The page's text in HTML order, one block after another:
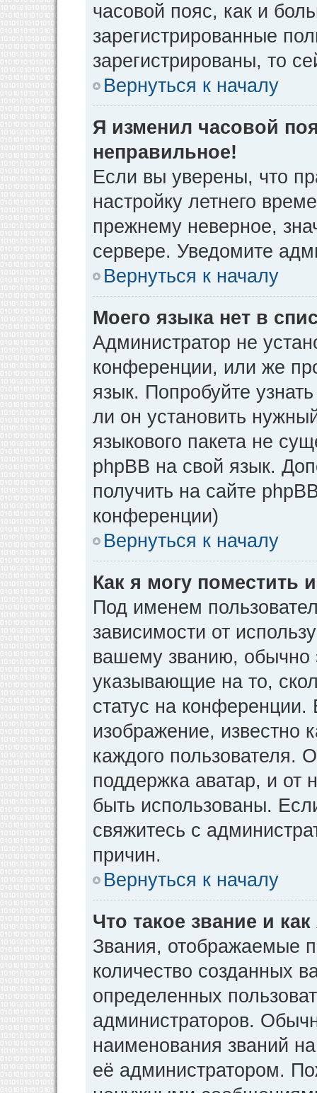
часовой пояс, как и
зарегистрированные
зарегистрированы, то
Вернуться к началу
Я изменил часовой
неправильное!
Если вы уверены, что
настройку летнего
прежнему неверное,
сервере. Уведомите
Вернуться к началу
Моего языка нет в
Администратор не
конференции, или же
язык. Попробуйте
ли он установить
языкового пакета не
phpBB на свой язык.
получить на сайте
конференции)
Вернуться к началу
Как я могу поместить
Под именем
зависимости от
вашему званию, обычно
указывающие на то,
статус на
изображение, известно
каждого пользователя.
поддержка аватар, и от
быть использованы.
свяжитесь с
причин.
Вернуться к началу
Что такое звание и
Звания, отображаемые
количество созданных
определенных
администраторов.
наименования званий
её администратором.